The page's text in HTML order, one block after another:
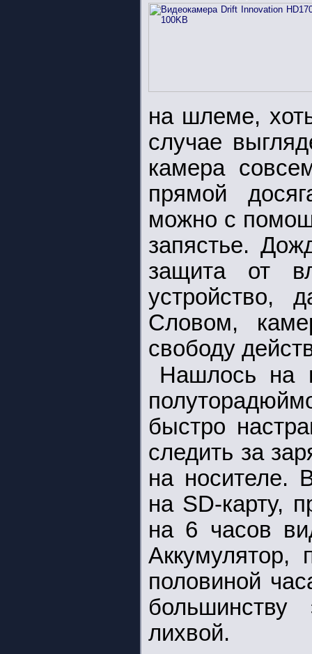
на шлеме,
случае
камера
прямой
можно с
запястье.
защита от
устройство,
Словом,
свободу
Нашлось на
быстро
следить за
на носителе.
на SD-карту,
на 6 часов
Аккумулятор,
половиной
лихвой.